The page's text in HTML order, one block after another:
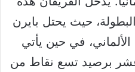
حيث يحتل بايرن
في حين يأتي
عشر برصيد تسع نقاط من